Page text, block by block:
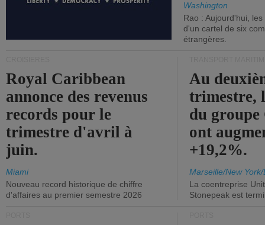
Washington
Rao : Aujourd'hui,
d'un cartel de six
étrangères.
Royal Caribbean
annonce des revenus
records pour le
trimestre d'avril à
juin.
Miami
Nouveau record historique de chiffre
d'affaires au premier semestre 2026
Au
trimestre,
du
ont
+19,2%.
Marseille/New
La coentreprise
Stonepeak est